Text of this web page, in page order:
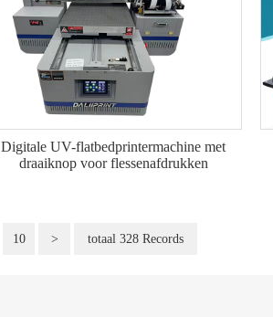
Digitale UV-flatbedprintermachine met
draaiknop voor flessenafdrukken
10 > totaal 328 Records